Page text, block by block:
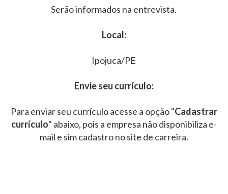
Serão informados na entrevista.
Local:
Ipojuca/PE
Envie seu currículo:
Para enviar seu currículo acesse a opção "Cadastrar
currículo" abaixo, pois a empresa não disponibiliza e-
mail e sim cadastro no site de carreira.